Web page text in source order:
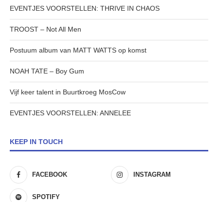
EVENTJES VOORSTELLEN: THRIVE IN CHAOS
TROOST – Not All Men
Postuum album van MATT WATTS op komst
NOAH TATE – Boy Gum
Vijf keer talent in Buurtkroeg MosCow
EVENTJES VOORSTELLEN: ANNELEE
KEEP IN TOUCH
FACEBOOK INSTAGRAM
SPOTIFY